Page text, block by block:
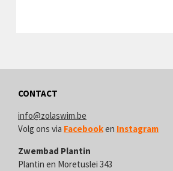
CONTACT
info@zolaswim.be
Volg ons via Facebooken Instagram
Zwembad Plantin
Plantin en Moretuslei 343